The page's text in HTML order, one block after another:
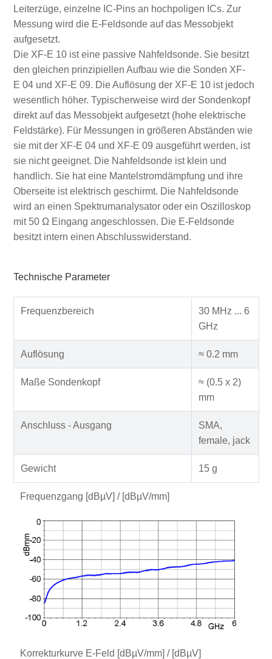
Leiterzüge, einzelne IC-Pins an hochpoligen ICs. Zur
Messung wird die E-Feldsonde auf das Messobjekt
aufgesetzt.
Die XF-E 10 ist eine passive Nahfeldsonde. Sie besitzt
den gleichen prinzipiellen Aufbau wie die Sonden XF-
E 04 und XF-E 09. Die Auflösung der XF-E 10 ist jedoch
wesentlich höher. Typischerweise wird der Sondenkopf
direkt auf das Messobjekt aufgesetzt (hohe elektrische
Feldstärke). Für Messungen in größeren Abständen wie
sie mit der XF-E 04 und XF-E 09 ausgeführt werden, ist
sie nicht geeignet. Die Nahfeldsonde ist klein und
handlich. Sie hat eine Mantelstromdämpfung und ihre
Oberseite ist elektrisch geschirmt. Die Nahfeldsonde
wird an einen Spektrumanalysator oder ein Oszilloskop
mit 50 Ω Eingang angeschlossen. Die E-Feldsonde
besitzt intern einen Abschlusswiderstand.
Technische Parameter
Frequenzbereich
30 MHz ... 6
GHz
Auflösung ≈ 0.2 mm
Maße Sondenkopf
≈ (0.5 x 2)
mm
Anschluss - Ausgang
SMA,
female, jack
Gewicht 15 g
Frequenzgang [dBµV] / [dBµV/mm]
Korrekturkurve E-Feld [dBµV/mm] / [dBµV]